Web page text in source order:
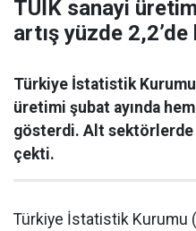
TÜİK sanayi
artış yüzde 2,2’de
Türkiye İstatistik
üretimi şubat ayında hem
gösterdi. Alt sektörlerde
çekti.
Türkiye İstatistik Kurumu